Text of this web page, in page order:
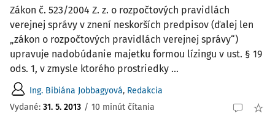
Zákon č. 523/2004 Z. z. o rozpočtových pravidlách
verejnej správy v znení neskorších predpisov (ďalej len
„zákon o rozpočtových pravidlách verejnej správy“)
upravuje nadobúdanie majetku formou lízingu v ust. § 19
ods. 1, v zmysle ktorého prostriedky ...
Ing. Bibiána Jobbagyová, Redakcia
Vydané: 31. 5. 2013 / 10 minút čítania